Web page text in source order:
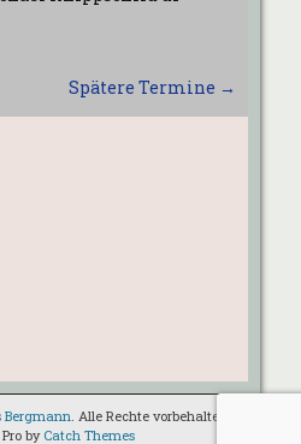
Spätere Termine →
. Alle Rechte vorbehalten.
byCatch Themes